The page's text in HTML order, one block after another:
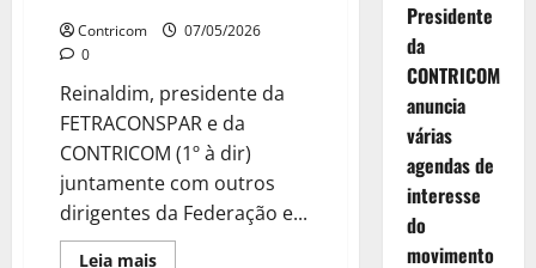
Contricom
07/05/2026
0
Reinaldim, presidente da
FETRACONSPAR e da
CONTRICOM (1º à dir)
juntamente com outros
dirigentes da Federação e...
Leia maisLeia
Presidente
da
CONTRICOM
anuncia
várias
agendas de
interesse
do
movimento